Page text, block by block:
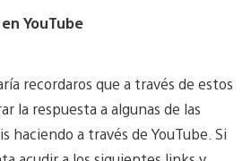
YouTube
recordaros que a través de estos
la respuesta a algunas de las
haciendo a través de YouTube. Si